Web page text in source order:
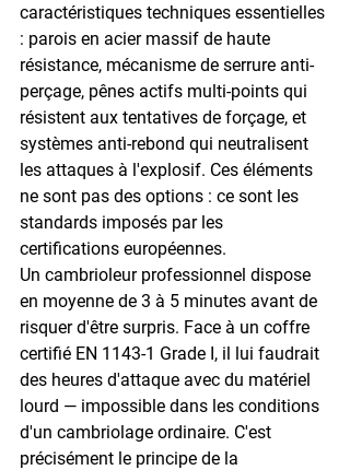
caractéristiques techniques essentielles
: parois en acier massif de haute
résistance, mécanisme de serrure anti-
perçage, pênes actifs multi-points qui
résistent aux tentatives de forçage, et
systèmes anti-rebond qui neutralisent
les attaques à l'explosif. Ces éléments
ne sont pas des options : ce sont les
standards imposés par les
certifications européennes.
Un cambrioleur professionnel dispose
en moyenne de 3 à 5 minutes avant de
risquer d'être surpris. Face à un coffre
certifié EN 1143-1 Grade I, il lui faudrait
des heures d'attaque avec du matériel
lourd — impossible dans les conditions
d'un cambriolage ordinaire. C'est
précisément le principe de la